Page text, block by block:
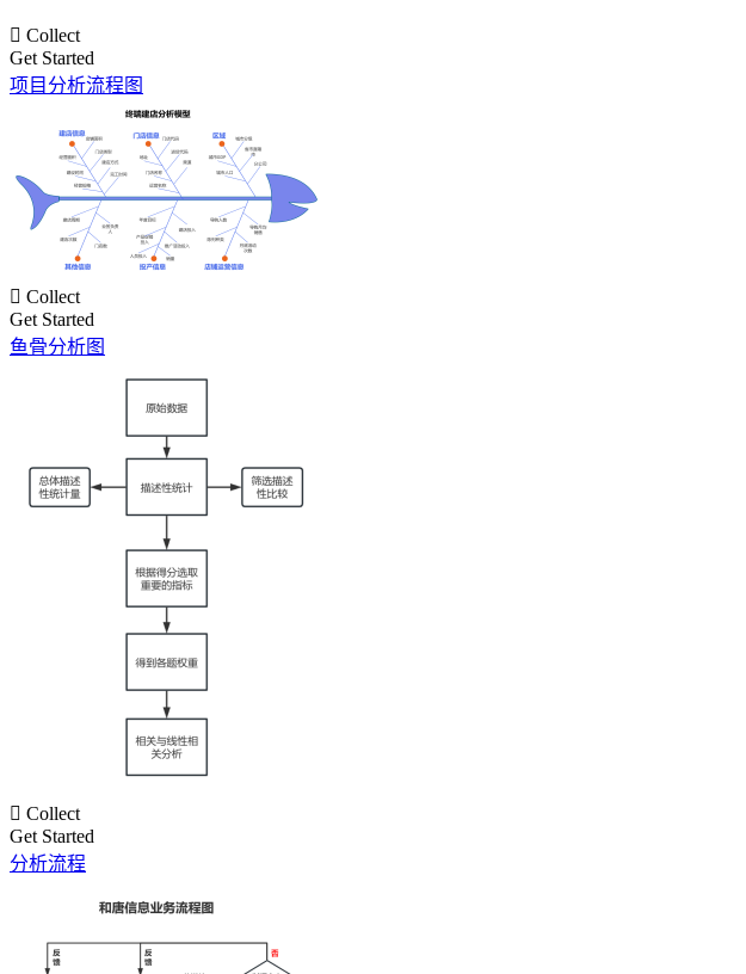
 Collect
Get Started
项目分析流程图
 Collect
Get Started
鱼骨分析图
 Collect
Get Started
分析流程